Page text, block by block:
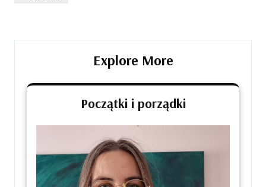
navigation
Explore More
Początki i porządki